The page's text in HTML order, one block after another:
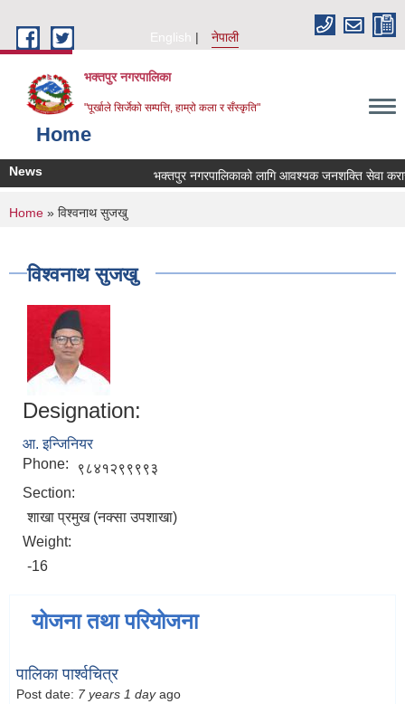
English
नेपाली
भक्तपुर नगरपालिका
"पूर्खाले सिर्जेको सम्पत्ति, हाम्रो कला र सँस्कृति"
Home
News भक्तपुर नगरपालिकाको लागि आवश्यक जनशक्ति सेवा
You are here
Home » विश्वनाथ सुजखु
विश्वनाथ सुजखु
Designation:
आ. इन्जिनियर
Phone:
९८४१२९९९९३
Section:
शाखा प्रमुख (नक्सा उपशाखा)
Weight:
-16
योजना तथा परियोजना
पालिका पार्श्वचित्र
Post date: 7 years 1 dayago